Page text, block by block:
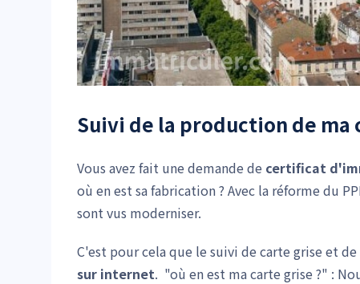
Suivi de la production de ma
Vous avez fait une demande de certificat
où en est sa fabrication ? Avec la réforme du
sont vus moderniser.
C'est pour cela que le suivi de carte grise et
sur internet. "où en est ma carte grise ?" :